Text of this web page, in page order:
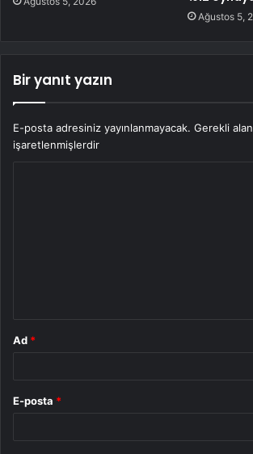
Ağustos 5,
Bir yanıt yazın
E-posta adresiniz yayınlanmayacak. Gerekli
işaretlenmişlerdir
Ad *
E-posta *